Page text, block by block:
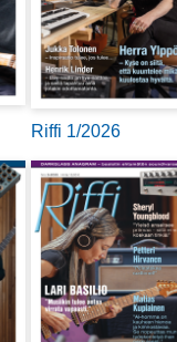
Riffi 1/2026